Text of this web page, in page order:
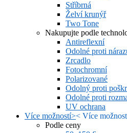
Stříbrná
Želví krunýř
Two Tone
Nakupujte podle
Antireflexní
Odolné proti
Zrcadlo
Fotochromní
Polarizované
Odolný proti
Odolné proti
UV ochrana
Více možností>< Více
Podle ceny